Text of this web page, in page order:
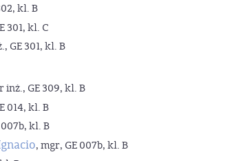
kl. B
301, kl. C
GE 301, kl. B
inż., GE 309, kl. B
014, kl. B
kl. B
, mgr, GE 007b, kl. B